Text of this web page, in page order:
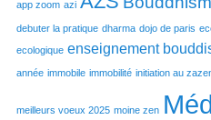
app zoom azi
debuter la pratique dharma dojo de paris
ecologique enseignement
année immobile immobilité initiation au
meilleurs voeux 2025 moine zen